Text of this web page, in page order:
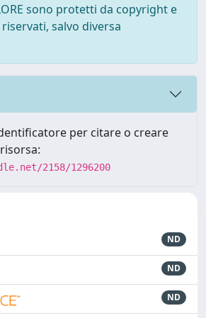
sono protetti da copyright e
salvo diversa
per citare o creare
2158/1296200
ND
ND
ND